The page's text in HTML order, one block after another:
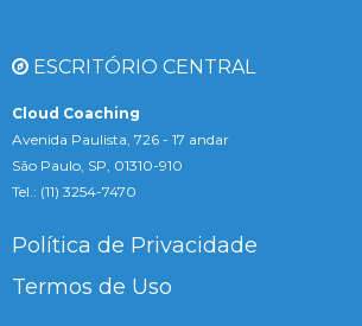
ESCRITÓRIO CENTRAL
Cloud Coaching
Avenida Paulista, 726 - 17 andar
São Paulo, SP, 01310-910
Tel.: (11) 3254-7470
Política de Privacidade
Termos de Uso